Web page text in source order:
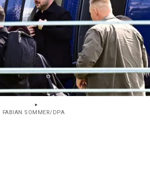
FABIAN SOMMER/DPA